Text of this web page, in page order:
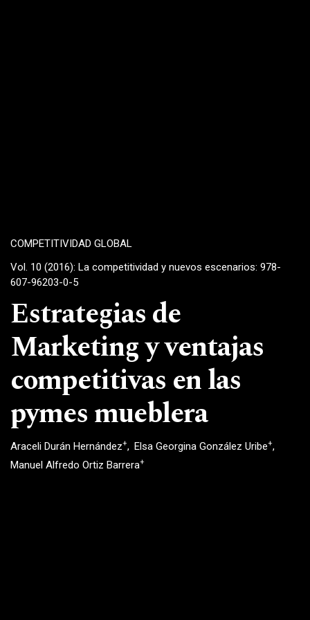
COMPETITIVIDAD GLOBAL
Vol. 10 (2016): La competitividad y nuevos escenarios: 978-
607-96203-0-5
Estrategias de
Marketing y ventajas
competitivas en las
pymes mueblera
Araceli Durán Hernández+ Elsa Georgina González Uribe+
Manuel Alfredo Ortiz Barrera+